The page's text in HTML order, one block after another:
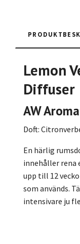
Lemon
Diffuser
AW
Doft:
En härlig
innehåller rena
upp till 12
som används.
intensivare ju